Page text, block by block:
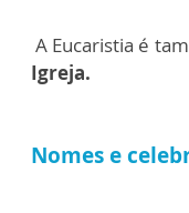
A Eucaristia é
Igreja.
Nomes e